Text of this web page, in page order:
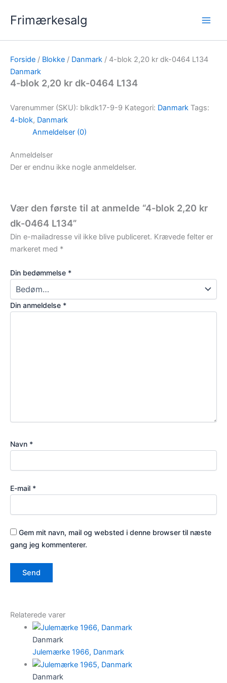
Frimærkesalg
Forside / Blokke / Danmark / 4-blok 2,20 kr dk-0464 L134
Danmark
4-blok 2,20 kr dk-0464 L134
Varenummer (SKU): blkdk17-9-9 Kategori: Danmark Tags:
4-blok, Danmark
Anmeldelser (0)
Anmeldelser
Der er endnu ikke nogle anmeldelser.
Vær den første til at anmelde “4-blok 2,20 kr
dk-0464 L134”
Din e-mailadresse vil ikke blive publiceret. Krævede felter er
markeret med *
Din bedømmelse *
Din anmeldelse *
Navn *
E-mail *
Gem mit navn, mail og websted i denne browser til næste
gang jeg kommenterer.
Relaterede varer
Danmark
Julemærke 1966, Danmark
Danmark